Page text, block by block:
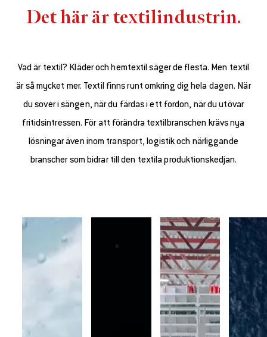
Det här är textilindustrin.
Vad är textil? Kläder och hemtextil säger de flesta. Men textil
är så mycket mer. Textil finns runt omkring dig hela dagen. När
du sover i sängen, när du färdas i ett fordon, när du utövar
fritidsintressen. För att förändra textilbranschen krävs nya
lösningar även inom transport, logistik och närliggande
branscher som bidrar till den textila produktionskedjan.